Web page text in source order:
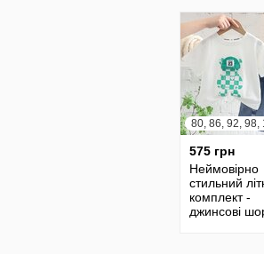
575 грн
Неймовірно
стильний
комплект -
джинсові